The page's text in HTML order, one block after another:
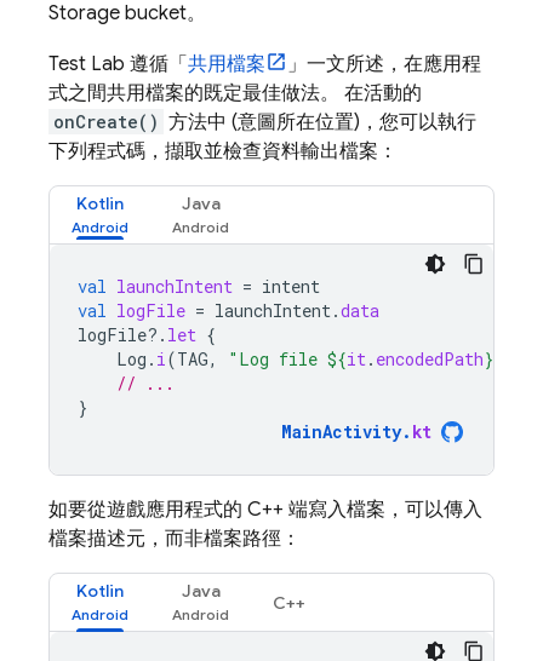
Storage bucket。
Test Lab 遵循「 共用檔案
」一文所述，在應用程
式之間共用檔案的既定最佳做法。 在活動的
onCreate() 方法中 (意圖所在位置)，您可以執行
下列程式碼，擷取並檢查資料輸出檔案：
Kotlin Java
val launchIntent = intent
val logFile = launchIntent.data
logFile?. let {
Log . i(TAG, "Log file ${it. encodedPath}
// ...
}
MainActivity. kt
如要從遊戲應用程式的 C++ 端寫入檔案，可以傳入
檔案描述元，而非檔案路徑：
Kotlin Java
C++